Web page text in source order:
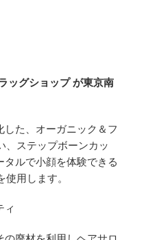
ッグショップ が東京南
た、オーガニック＆フ
、ステップボーンカッ
タルで小顔を体験できる
用します。
ィ